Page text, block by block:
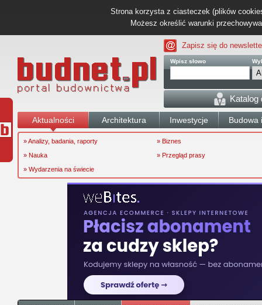
Strona korzysta z ciasteczek (plików
Możesz określić warunki
Zapisz się do
Wpisz słowo
Katalog
Aktualności Architektura Inwestycje Budowa
» Analizy, badania, raporty
» Biznes
» Nauka
» Przegląd prasy
» Wydarzenia na świecie